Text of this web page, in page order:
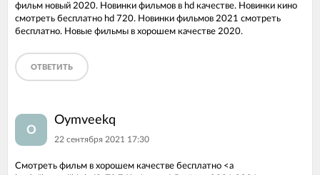
фильм новый 2020. Новинки фильмов в hd качестве. Новинки кино
смотреть бесплатно hd 720. Новинки фильмов 2021 смотреть
бесплатно. Новые фильмы в хорошем качестве 2020.
ОТВЕТИТЬ
O
Oymveekq
22 сентября 2021 17:30
Смотреть фильм в хорошем качестве бесплатно <a